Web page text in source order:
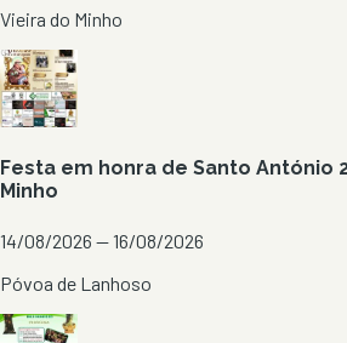
Vieira do Minho
Festa em honra de Santo António
Minho
14/08/2026 — 16/08/2026
Póvoa de Lanhoso